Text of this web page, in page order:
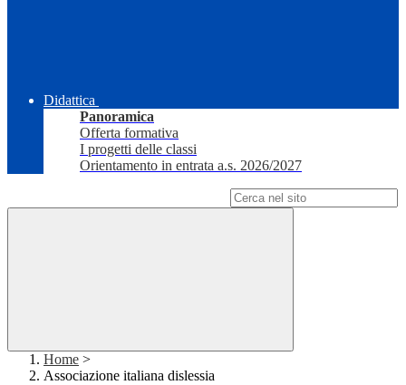
Didattica
Panoramica
Offerta formativa
I progetti delle classi
Orientamento in entrata a.s. 2026/2027
Home >
Associazione italiana dislessia